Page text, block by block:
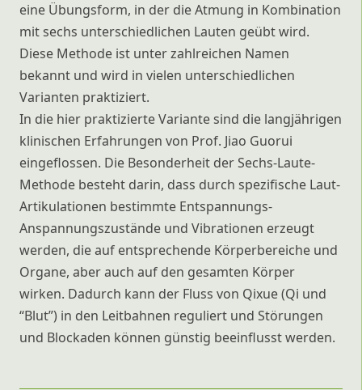
eine Übungsform, in der die Atmung in Kombination
mit sechs unterschiedlichen Lauten geübt wird.
Diese Methode ist unter zahlreichen Namen
bekannt und wird in vielen unterschiedlichen
Varianten praktiziert.
In die hier praktizierte Variante sind die langjährigen
klinischen Erfahrungen von Prof. Jiao Guorui
eingeflossen. Die Besonderheit der Sechs-Laute-
Methode besteht darin, dass durch spezifische Laut-
Artikulationen bestimmte Entspannungs-
Anspannungszustände und Vibrationen erzeugt
werden, die auf entsprechende Körperbereiche und
Organe, aber auch auf den gesamten Körper
wirken. Dadurch kann der Fluss von Qixue (Qi und
“Blut”) in den Leitbahnen reguliert und Störungen
und Blockaden können günstig beeinflusst werden.